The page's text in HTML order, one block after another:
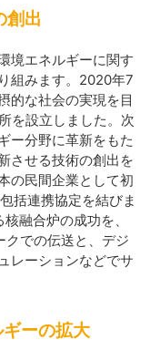
創出
境エネルギーに関す
組みます。2020年7
的な社会の実現を目
を設立しました。次
ー分野に革新をもた
させる技術の創出を
の民間企業として初
括連携協定を結びま
融合炉の成功を、
クでの伝送と、デジ
レーションなどでサ
ーの拡大